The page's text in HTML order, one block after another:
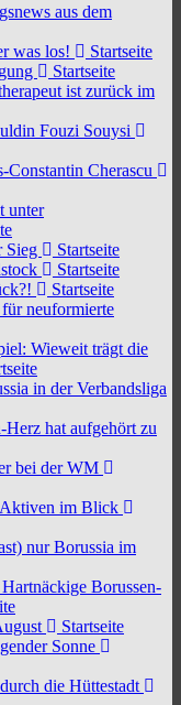
aus dem
was los!
Startseite
Startseite
ist zurück im
Fouzi Souysi
Cherascu
unter
Sieg
Startseite
Startseite
Startseite
neuformierte
Wieweit trägt die
in der Verbandsliga
Herz hat aufgehört zu
bei der WM
im Blick
nur Borussia im
Borussen-
Startseite
Sonne
die Hüttestadt